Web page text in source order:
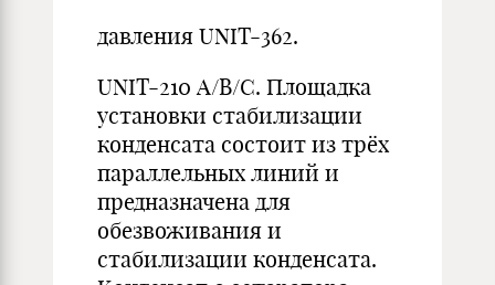
давления UNIT-362.
UNIT-210 А/В/С. Площадка
установки стабилизации
конденсата состоит из трёх
параллельных линий и
предназначена для
обезвоживания и
стабилизации конденсата.